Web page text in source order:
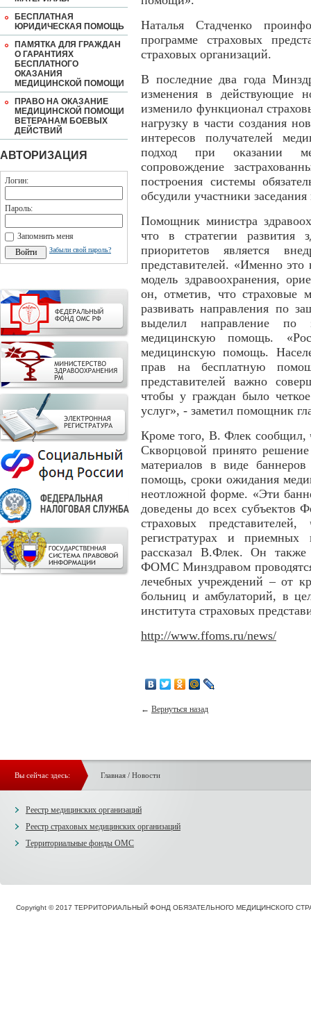
БЕСПЛАТНАЯ
ЮРИДИЧЕСКАЯ ПОМОЩЬ
ПАМЯТКА ДЛЯ ГРАЖДАН
О ГАРАНТИЯХ
БЕСПЛАТНОГО
ОКАЗАНИЯ
МЕДИЦИНСКОЙ ПОМОЩИ
ПРАВО НА ОКАЗАНИЕ
МЕДИЦИНСКОЙ ПОМОЩИ
ВЕТЕРАНАМ БОЕВЫХ
ДЕЙСТВИЙ
АВТОРИЗАЦИЯ
Логин:
Пароль:
Запомнить меня
Забыли свой пароль?
Наталья Стадченко
программе страховых
страховых организаций.
В последние два года
изменения в действующие
изменило функционал
нагрузку в части создания
интересов получателей
подход при оказании
сопровождение
построения системы
обсудили участники
Помощник министра
что в стратегии развития
приоритетов является
представителей. «Именно
модель здравоохранения,
он, отметив, что страховые
развивать направления по
выделил направление по
медицинскую помощь.
медицинскую помощь.
прав на бесплатную
представителей важно
чтобы у граждан было
услуг», - заметил помощник
Кроме того, В. Флек сообщил,
Скворцовой принято
материалов в виде
помощь, сроки ожидания
неотложной форме. «Эти
доведены до всех
страховых
регистратурах и
рассказал В.Флек. Он
ФОМС Минздравом
лечебных учреждений – от
больниц и амбулаторий, в
института страховых
http://www.ffoms.ru/news/
← Вернуться назад
Вы сейчас здесь: Главная/ Новости
Реестр медицинских организаций
Реестр страховых медицинских организаций
Территориальные фонды ОМС
Copyright © 2017 ТЕРРИТОРИАЛЬНЫЙ ФОНД ОБЯЗАТЕЛЬНОГО МЕДИЦИНСКОГО